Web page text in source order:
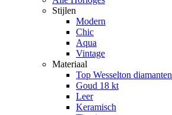
Stijlen
Modern
Chic
Aqua
Vintage
Materiaal
Top Wesselton diamanten
Goud 18 kt
Leer
Keramisch